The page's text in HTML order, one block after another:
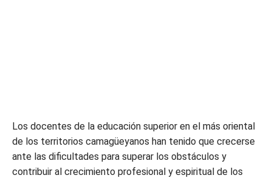
Los docentes de la educación superior en el más oriental
de los territorios camagüeyanos han tenido que crecerse
ante las dificultades para superar los obstáculos y
contribuir al crecimiento profesional y espiritual de los